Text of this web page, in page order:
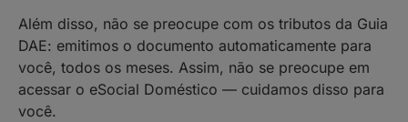
Além disso, não se preocupe com os tributos da Guia
DAE: emitimos o documento automaticamente para
você, todos os meses. Assim, não se preocupe em
acessar o eSocial Doméstico — cuidamos disso para
você.